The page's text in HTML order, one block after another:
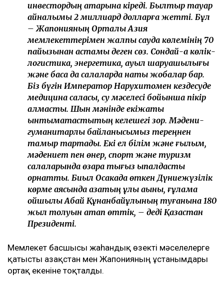
инвестордың қатарына кіреді. Былтыр тауар
айналымы 2 миллиард долларға жетті. Бұл
– Жапонияның Орталық Азия
мемлекеттерімен жалпы сауда көлемінің 70
пайызынан астамы деген сөз. Сондай-ақ көлік-
логистика, энергетика, ауыл шаруашылығы
және басқа да салаларда нақты жобалар бар.
Біз бүгін Император Нарухитомен кездесуде
медицина саласы, су мәселесі бойынша пікір
алмастық. Шын мәнінде екіжақты
ынтымақтастықтың келешегі зор. Мәдени-
гуманитарлық байланысымыз тереңнен
тамыр тартады. Екі ел білім және ғылым,
мәдениет пен өнер, спорт және туризм
салаларында өзара тығыз ықпалдастық
орнатты. Биыл Осакада өткен Дүниежүзілік
көрме аясында қазақтың ұлы ақыны, ғұлама
ойшылы Абай Құнанбайұлының туғанына 180
жыл толуын атап өттік, – деді Қазақстан
Президенті.
Мемлекет басшысы жаһандық өзекті мәселелерге
қатысты Қазақстан мен Жапонияның ұстанымдары
ортақ екеніне тоқталды.